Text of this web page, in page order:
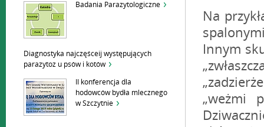
Badania Parazytologiczne
Diagnostyka najczęśceij występujących
parazytoz u psów i kotów
II konferencja dla
hodowców bydła mlecznego
w Szczytnie
Na
Innym
„weżmi